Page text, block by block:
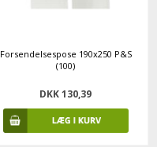
Forsendelsespose 190x250 P&S
(100)
DKK 130,39